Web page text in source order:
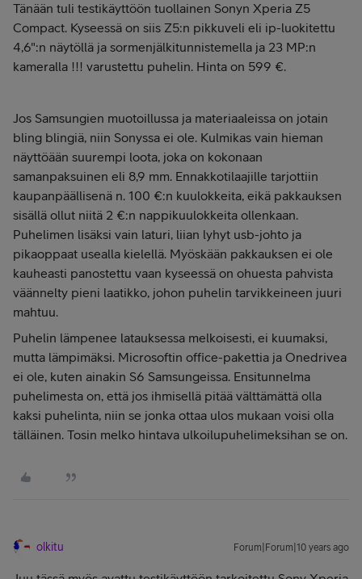
Tänään tuli testikäyttöön tuollainen Sonyn Xperia Z5
Compact. Kyseessä on siis Z5:n pikkuveli eli ip-luokitettu
4,6":n näytöllä ja sormenjälkitunnistemella ja 23 MP:n
kameralla !!! varustettu puhelin. Hinta on 599 €.
Jos Samsungien muotoillussa ja materiaaleissa on jotain
bling blingiä, niin Sonyssa ei ole. Kulmikas vain hieman
näyttöään suurempi loota, joka on kokonaan
samanpaksuinen eli 8,9 mm. Ennakkotilaajille tarjottiin
kaupanpäällisenä n. 100 €:n kuulokkeita, eikä pakkauksen
sisällä ollut niitä 2 €:n nappikuulokkeita ollenkaan.
Puhelimen lisäksi vain laturi, liian lyhyt usb-johto ja
pikaoppaat usealla kielellä. Myöskään pakkauksen ei ole
kauheasti panostettu vaan kyseessä on ohuesta pahvista
väännelty pieni laatikko, johon puhelin tarvikkeineen juuri
mahtuu.
Puhelin lämpenee latauksessa melkoisesti, ei kuumaksi,
mutta lämpimäksi. Microsoftin office-pakettia ja Onedrivea
ei ole, kuten ainakin S6 Samsungeissa. Ensitunnelma
puhelimesta on, että jos ihmisellä pitää välttämättä olla
kaksi puhelinta, niin se jonka ottaa ulos mukaan voisi olla
tälläinen. Tosin melko hintava ulkoilupuhelimeksihan se on.
olkitu Forum|Forum|10 years ago